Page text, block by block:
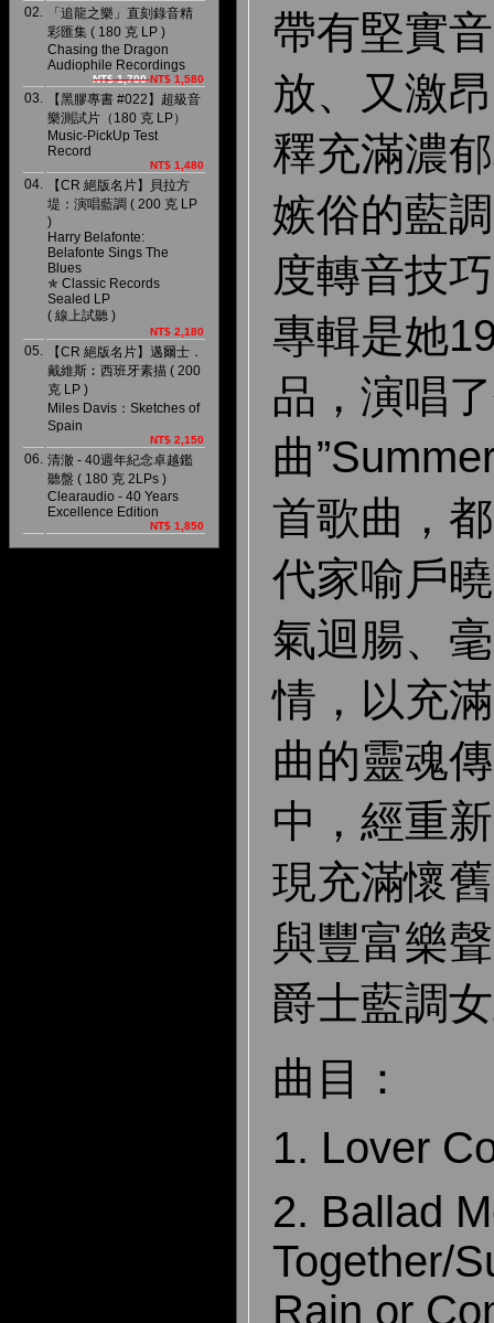
02.
「追龍之樂」直刻錄音精
彩匯集 ( 180 克 LP )
Chasing the Dragon
Audiophile Recordings
NT$ 1,700NT$ 1,580
03.
【黑膠專書 #022】超級音
樂測試片（180 克 LP）
Music-PickUp Test
Record
NT$ 1,480
04.
【CR 絕版名片】貝拉方
堤：演唱藍調 ( 200 克 LP
)
Harry Belafonte:
Belafonte Sings The
Blues
✯ Classic Records
Sealed LP
( 線上試聽 )
NT$ 2,180
05.
【CR 絕版名片】邁爾士．
戴維斯︰西班牙素描 ( 200
克 LP )
Miles Davis：Sketches of
Spain
NT$ 2,150
06. 清澈 - 40週年紀念卓越鑑
聽盤 ( 180 克 2LPs )
Clearaudio - 40 Years
Excellence Edition
NT$ 1,850
帶有堅實
放、又激
釋充滿濃
嫉俗的藍
度轉音技
專輯是她
品，演唱
曲
首歌曲，
代家喻戶
氣迴腸、
情，以充
曲的靈魂
中，經重
現充滿懷
與豐富樂
爵士藍調
曲目：
1. Lover
2. Ballad
Together/
Rain or